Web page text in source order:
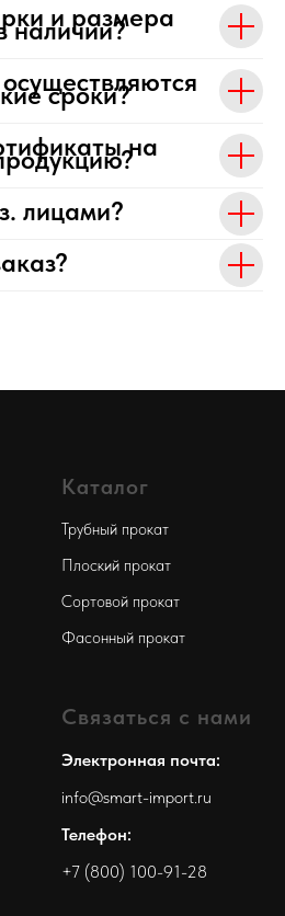
и размера
наличии?
сроки?
на
лицами?
Каталог
Трубный прокат
Плоский прокат
Сортовой прокат
Фасонный прокат
Связаться с нами
Электронная почта:
info@smart-import.ru
Телефон:
+7 (800) 100-91-28